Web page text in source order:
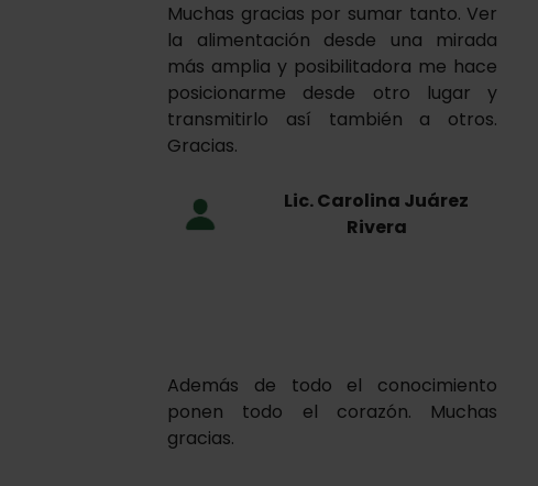
Muchas gracias por sumar tanto. Ver
la alimentación desde una mirada
más amplia y posibilitadora me hace
posicionarme desde otro lugar y
transmitirlo así también a otros.
Gracias.
Lic. Carolina Juárez
Rivera
Además de todo el conocimiento
ponen todo el corazón. Muchas
gracias.